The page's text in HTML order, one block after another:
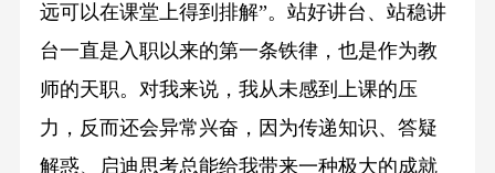
远可以在课堂上得到排解”。站好讲台、站稳讲
台一直是入职以来的第一条铁律，也是作为教
师的天职。对我来说，我从未感到上课的压
力，反而还会异常兴奋，因为传递知识、答疑
解惑、启迪思考总能给我带来一种极大的成就